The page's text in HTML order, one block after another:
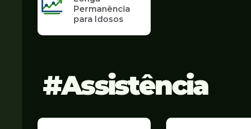
Permanência
para Idosos
Assistência